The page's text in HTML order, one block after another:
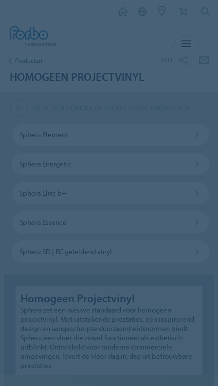
Producten
HOMOGEEN PROJECTVINYL
Sphera Element
Sphera Energetic
Sphera Elite b+
Sphera Essence
Sphera SD | EC geleidend vinyl
Homogeen Projectvinyl
Sphera zet een nieuwe standaard voor homogeen
projectvinyl. Met uitstekende prestaties, een inspirerend
design en aangescherpte duurzaamheidsnormen biedt
Sphera een vloer die zowel functioneel als esthetisch
uitblinkt. Ontwikkeld voor moderne commerciële
omgevingen, levert de vloer dag in, dag uit betrouwbare
prestaties.